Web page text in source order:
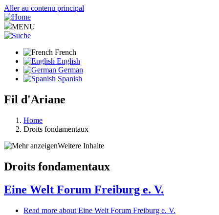
Aller au contenu principal
MENU
French
English
German
Spanish
Fil d'Ariane
Home
Droits fondamentaux
Weitere Inhalte
Droits fondamentaux
Eine Welt Forum Freiburg e. V.
Read more about Eine Welt Forum Freiburg e. V.